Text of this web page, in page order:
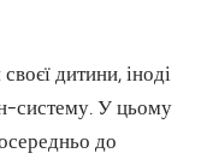
дитини, іноді
систему. У цьому
до